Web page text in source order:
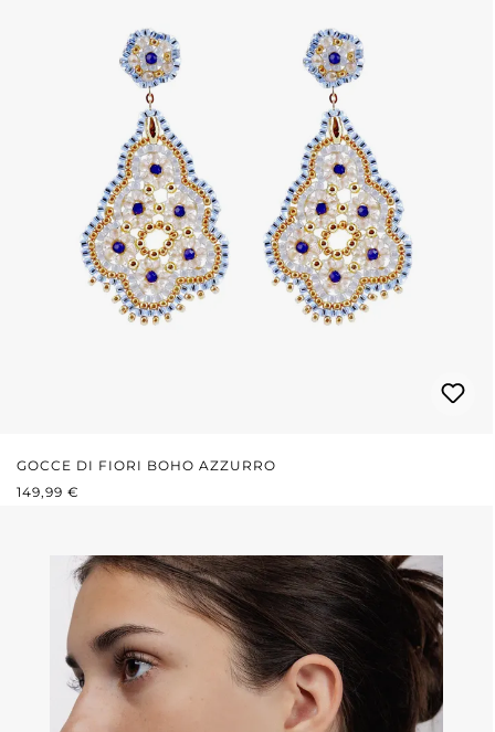
GOCCE DI FIORI BOHO AZZURRO
PREZZO NORMALE:
149,99 €